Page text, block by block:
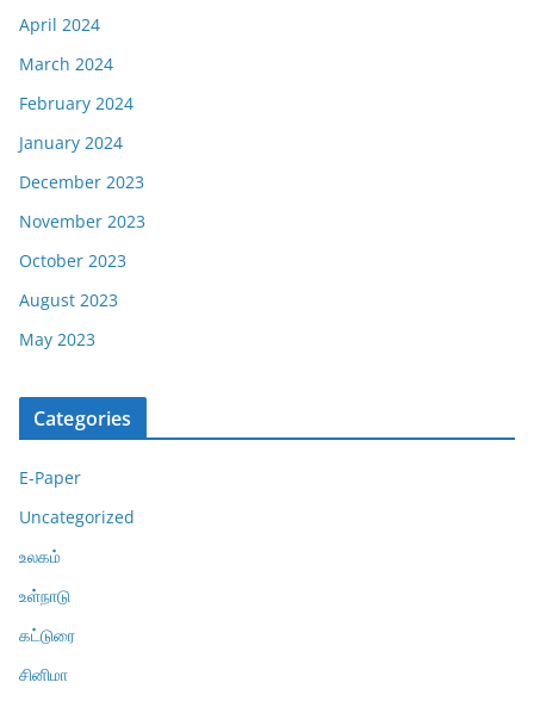
April 2024
March 2024
February 2024
January 2024
December 2023
November 2023
October 2023
August 2023
May 2023
Categories
E-Paper
Uncategorized
உலகம்
உள்நாடு
கட்டுரை
சினிமா